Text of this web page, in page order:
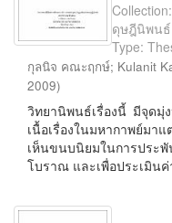
ดุษฎีนิพน
Type:
กุลนิจ คณะฤกษ์; Kulanit
2009)
วิทยานิพนธ์เรื่องนี้ มีจุดมุ่
เนื้อเรื่องในมหากาพย์มา
เห็นขนบนิยมในการประ
โบราณ และเพื่อประเมิน